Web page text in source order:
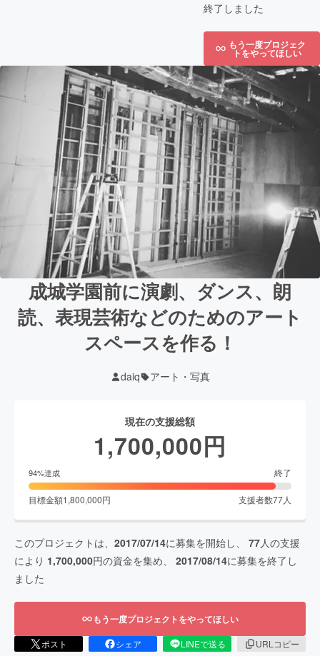
終了しました
もう一度プロジェク
トをやってほしい
成城学園前に演劇、ダンス、朗
読、表現芸術などのためのアート
スペースを作る！
daiq アート・写真
現在の支援総額
1,700,000円
94%達成 終了
目標金額1,800,000円 支援者数77人
このプロジェクトは、 2017/07/14に募集を開始し、 77人の支援
により 1,700,000円の資金を集め、 2017/08/14に募集を終了し
ました
もう一度プロジェクトをやってほしい
ポスト シェア LINEで送る
URLコピー